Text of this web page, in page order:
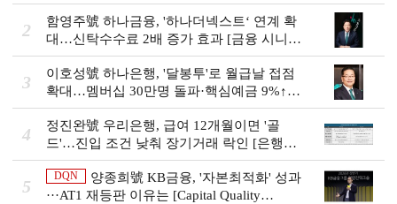
2
함영주號 하나금융, '하나더넥스트‘ 연계 확
대…신탁수수료 2배 증가 효과 [금융 시니어
비즈니스 돋보기]
3
이호성號 하나은행, '달봉투'로 월급날 접점
확대…멤버십 30만명 돌파·핵심예금 9%↑
[은행권 머니무브 대응 전략]
4
정진완號 우리은행, 급여 12개월이면 '골
드'…진입 조건 낮춰 장기거래 락인 [은행권
머니무브 대응 전략]
5
DQN
양종희號 KB금융, '자본최적화' 성과
···AT1 재등판 이유는 [Capital Quality